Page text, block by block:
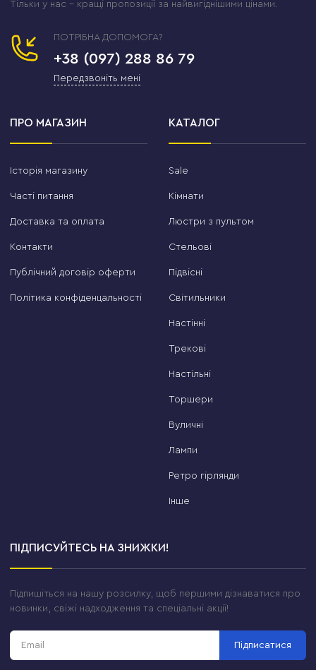
Тільки у нас – кращі пропозиції за найвигіднішими цінами.
ПОТРІБНА ДОПОМОГА?
+38 (097) 288 86 79
Передзвоніть мені
ПРО МАГАЗИН
Історія магазину
Часті питання
Доставка та оплата
Контакти
Публічний договір оферти
Політика конфіденцальності
КАТАЛОГ
Sale
Кімнати
Люстри з пультом
Стельові
Підвісні
Світильники
Настінні
Трекові
Настільні
Торшери
Вуличні
Лампи
Ретро гірлянди
Інше
ПІДПИСУЙТЕСЬ НА ЗНИЖКИ!
Підпишіться на нашу розсилку, щоб першими дізнаватися про
новинки, свіжі надходження та спеціальні акції!
Підписатися